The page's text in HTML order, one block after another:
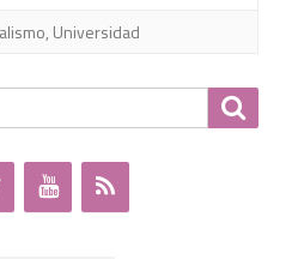
, Universidad